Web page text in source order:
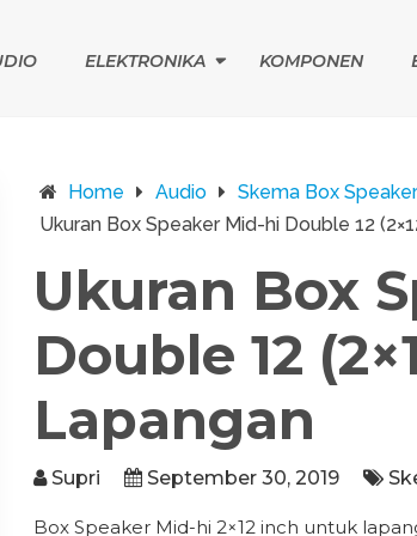
ELEKTRONIKA KOMPONEN
Home Audio
Skema Box Speaker
Ukuran Box Speaker Mid-hi Double 12
Ukuran Box
Double 12
Lapangan
Supri September 30, 2019
Box Speaker Mid-hi 2×12 inch untuk